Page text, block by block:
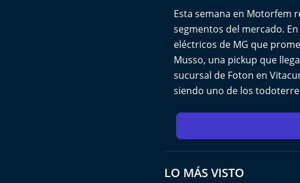
Esta semana en Motorfem
segmentos del mercado.
eléctricos de MG que
Musso, una pickup que
sucursal de Foton en
siendo uno de los
LO MÁS VISTO